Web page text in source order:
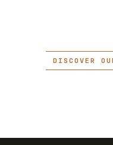
DISCOVER